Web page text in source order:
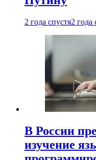
2 года спустя2 года
В России
изучение